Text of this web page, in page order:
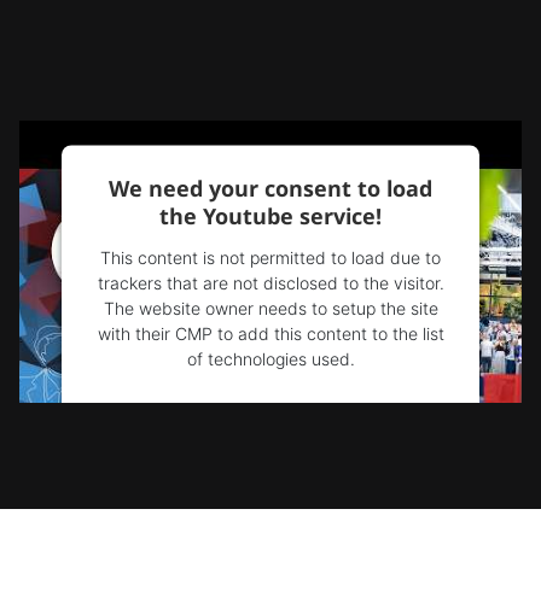
We need your consent to load
the Youtube service!
This content is not permitted to load due to
trackers that are not disclosed to the visitor.
The website owner needs to setup the site
with their CMP to add this content to the list
of technologies used.
Powered byUsercentrics Consent